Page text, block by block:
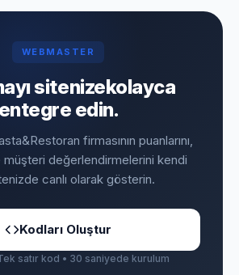
WEBMASTER
sitenizekolayca
entegre edin.
firmasının puanlarını,
değerlendirmelerini kendi
canlı olarak gösterin.
Kodları Oluştur
satır kod • 30 saniyede kurulum